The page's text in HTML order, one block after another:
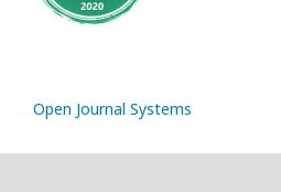
Open Journal Systems